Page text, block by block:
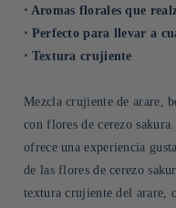
⋅ Aromas florales que
⋅ Perfecto para llevar a
⋅ Textura crujiente
Mezcla crujiente de arare,
con flores de cerezo
ofrece una experiencia
de las flores de cerezo
textura crujiente del arare,